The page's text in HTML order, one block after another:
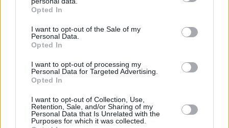
grant or deny consent to Google and its third-party tags to
use your data for below specified purposes in below Google
consent section.
Opted In
I want to opt-out of the Sale of my
Personal Data.
Opted In
I want to opt-out of processing my
Personal Data for Targeted Advertising.
Opted In
I want to opt-out of Collection, Use,
Retention, Sale, and/or Sharing of my
Personal Data that Is Unrelated with the
Purposes for which it was collected.
Ειδήσεις Σχολιασμένα
Μίλτος Μητσιάς: Ο γιος του ερμηνευτή, Μανώλη
Μητσιά, γράφει για τη Σύρο, τον τόπο-ησυχαστήριο της
πριν 10 λεπτά
Η Μαρίνα Βερνίκου έπιασε λαγοκέφαλο: Δεν υπάρχει
κανένας λόγος να φοβόμαστε ή να αποφεύγουμε τη
θάλασσα, λέει
πριν 10 λεπτά
πριν 23 λεπτά